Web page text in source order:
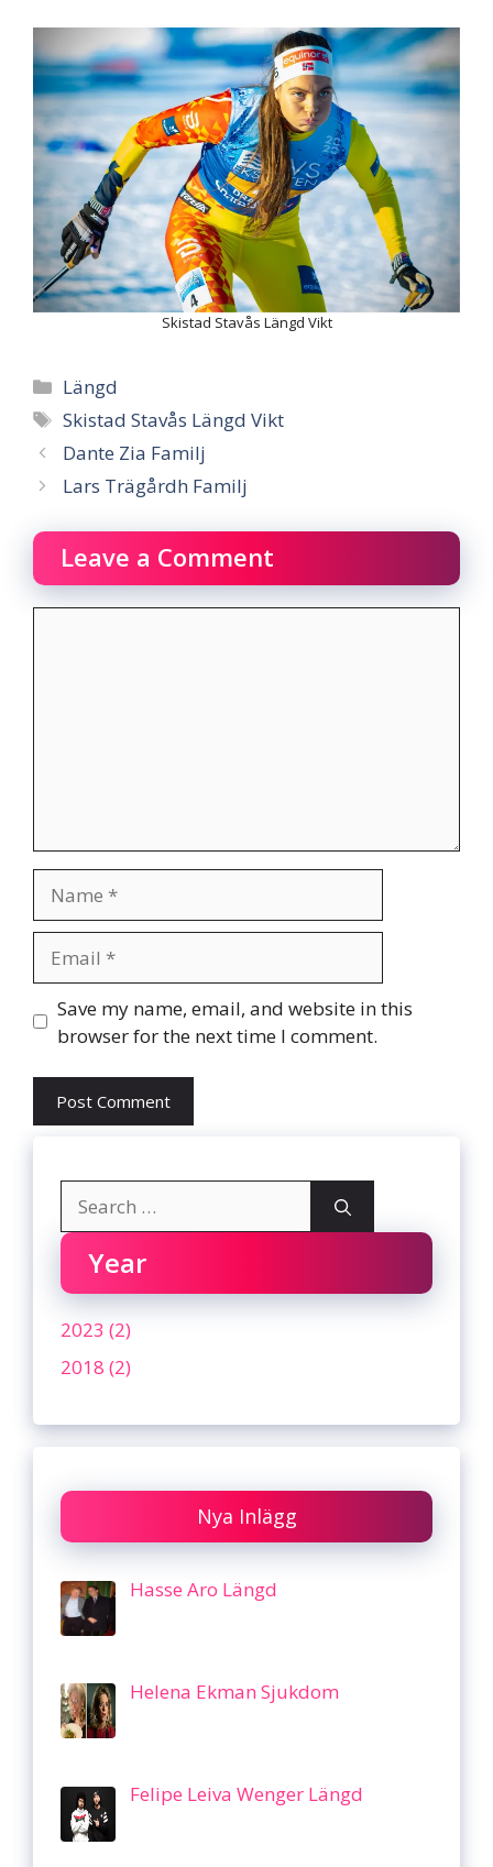
Skistad Stavås Längd Vikt
Categories
Längd
Tags
Skistad Stavås Längd Vikt
Dante Zia Familj
Lars Trägårdh Familj
Leave a Comment
Website
Save my name, email, and website in this
browser for the next time I comment.
for:
Year
2023 (2)
2018 (2)
Nya Inlägg
Hasse Aro Längd
Helena Ekman Sjukdom
Felipe Leiva Wenger Längd